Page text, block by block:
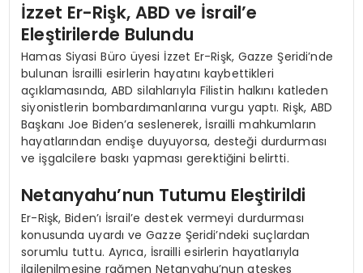
İzzet Er-Rişk, ABD ve İsrail’e
Eleştirilerde Bulundu
Hamas Siyasi Büro üyesi İzzet Er-Rişk, Gazze Şeridi’nde
bulunan İsrailli esirlerin hayatını kaybettikleri
açıklamasında, ABD silahlarıyla Filistin halkını katleden
siyonistlerin bombardımanlarına vurgu yaptı. Rişk, ABD
Başkanı Joe Biden’a seslenerek, İsrailli mahkumların
hayatlarından endişe duyuyorsa, desteği durdurması
ve işgalcilere baskı yapması gerektiğini belirtti.
Netanyahu’nun Tutumu Eleştirildi
Er-Rişk, Biden’ı İsrail’e destek vermeyi durdurması
konusunda uyardı ve Gazze Şeridi’ndeki suçlardan
sorumlu tuttu. Ayrıca, İsrailli esirlerin hayatlarıyla
ilgilenilmesine rağmen Netanyahu’nun ateşkes